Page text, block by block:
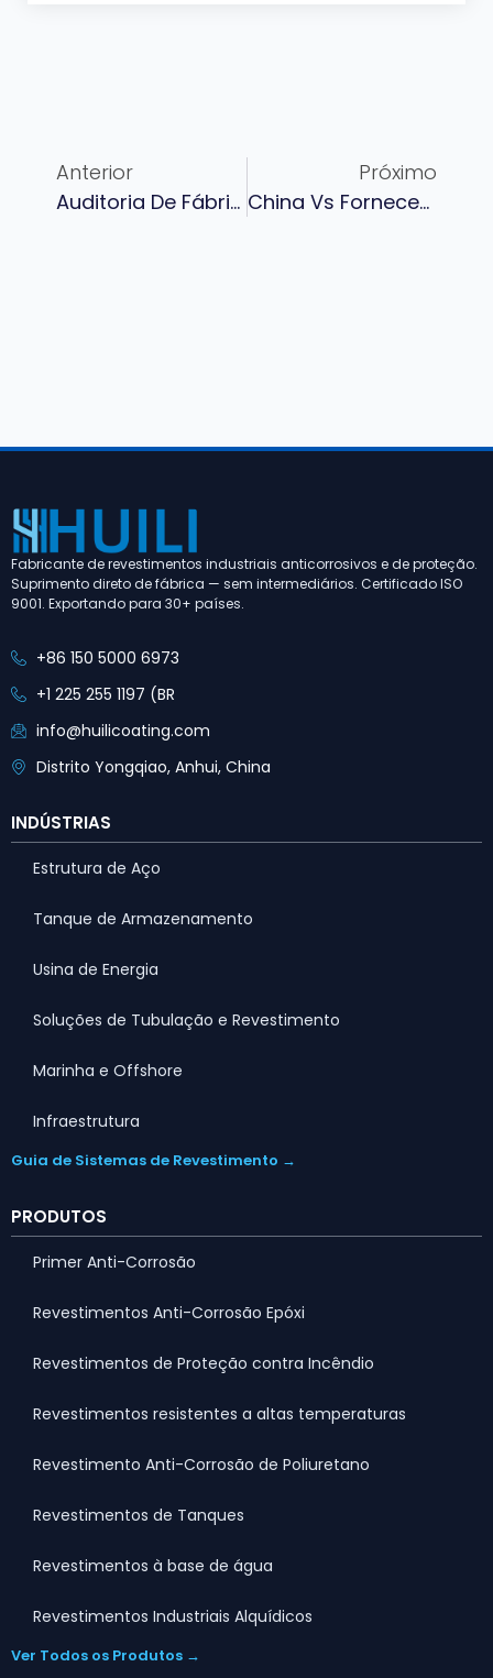
Anterior
Auditoria De Fábrica De Revestimentos Industriais: Uma Lista De Verificação De 10 Itens Para Compradores Globais
Próximo
China Vs Fornecedores Globais De Revestimentos: Comparação De Custo, Qualidade E Desempenho Para Projetos Industriais (2026)
Fabricante de revestimentos industriais anticorrosivos e de proteção.
Suprimento direto de fábrica — sem intermediários. Certificado ISO
9001. Exportando para 30+ países.
+86 150 5000 6973
+1 225 255 1197 (BR
info@huilicoating.com
Distrito Yongqiao, Anhui, China
INDÚSTRIAS
Estrutura de Aço
Tanque de Armazenamento
Usina de Energia
Soluções de Tubulação e Revestimento
Marinha e Offshore
Infraestrutura
Guia de Sistemas de Revestimento →
PRODUTOS
Primer Anti-Corrosão
Revestimentos Anti-Corrosão Epóxi
Revestimentos de Proteção contra Incêndio
Revestimentos resistentes a altas temperaturas
Revestimento Anti-Corrosão de Poliuretano
Revestimentos de Tanques
Revestimentos à base de água
Revestimentos Industriais Alquídicos
Ver Todos os Produtos →